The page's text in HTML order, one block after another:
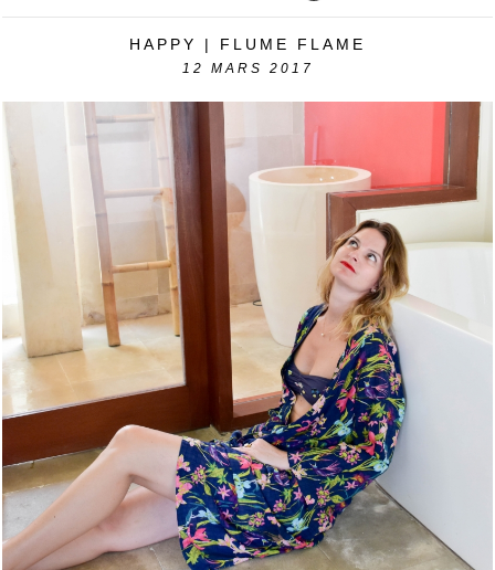
HAPPY | FLUME FLAME
12 MARS 2017